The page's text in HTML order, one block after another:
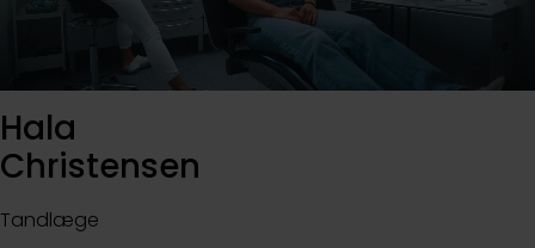
Hala
Christensen
Tandlæge